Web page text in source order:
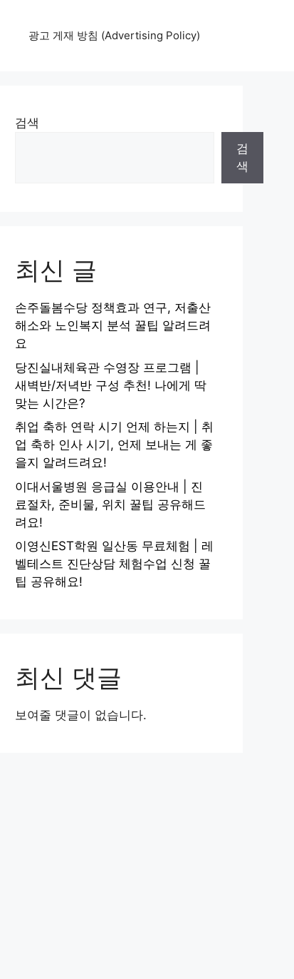
광고 게재 방침 (Advertising Policy)
검색
검
색
최신 글
손주돌봄수당 정책효과 연구, 저출산
해소와 노인복지 분석 꿀팁 알려드려
요
당진실내체육관 수영장 프로그램 |
새벽반/저녁반 구성 추천! 나에게 딱
맞는 시간은?
취업 축하 연락 시기 언제 하는지 | 취
업 축하 인사 시기, 언제 보내는 게 좋
을지 알려드려요!
이대서울병원 응급실 이용안내 | 진
료절차, 준비물, 위치 꿀팁 공유해드
려요!
이영신EST학원 일산동 무료체험 | 레
벨테스트 진단상담 체험수업 신청 꿀
팁 공유해요!
최신 댓글
보여줄 댓글이 없습니다.